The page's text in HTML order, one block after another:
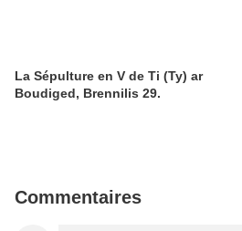
La Sépulture en V de Ti (Ty) ar
Boudiged, Brennilis 29.
Commentaires